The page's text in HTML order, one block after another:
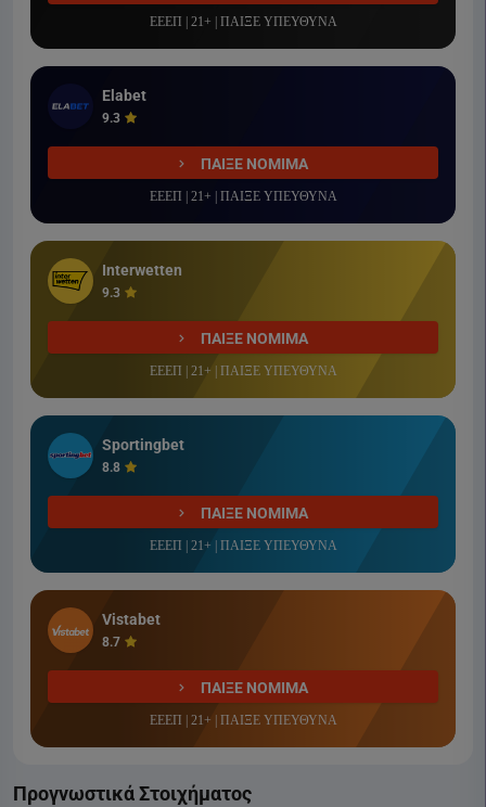
ΕΕΕΠ | 21+ | ΠΑΙΞΕ ΥΠΕΥΘΥΝΑ
Elabet
9.3
ΠΑΙΞΕ ΝΟΜΙΜΑ
ΕΕΕΠ | 21+ | ΠΑΙΞΕ ΥΠΕΥΘΥΝΑ
Interwetten
9.3
ΠΑΙΞΕ ΝΟΜΙΜΑ
ΕΕΕΠ | 21+ | ΠΑΙΞΕ ΥΠΕΥΘΥΝΑ
Sportingbet
8.8
ΠΑΙΞΕ ΝΟΜΙΜΑ
ΕΕΕΠ | 21+ | ΠΑΙΞΕ ΥΠΕΥΘΥΝΑ
Vistabet
8.7
ΠΑΙΞΕ ΝΟΜΙΜΑ
ΕΕΕΠ | 21+ | ΠΑΙΞΕ ΥΠΕΥΘΥΝΑ
Προγνωστικά Στοιχήματος